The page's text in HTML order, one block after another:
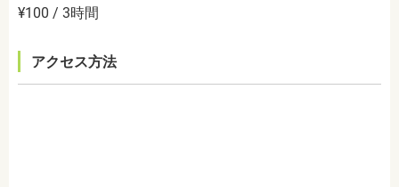
¥100 / 3時間
アクセス方法